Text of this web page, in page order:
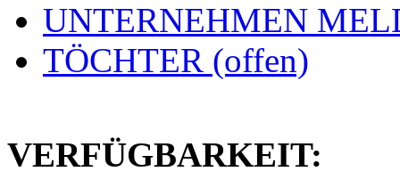
UNTERNEHMEN
TÖCHTER (offen)
VERFÜGBARKEIT: